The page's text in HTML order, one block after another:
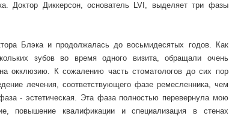
Доктор Диккерсон, основатель LVI, выделяет три фазы
Блэка и продолжалась до восьмидесятых годов. Как
зубов во время одного визита, обращали очень
на окклюзию. К сожалению часть стоматологов до сих пор
лечения, соответствующего фазе ремесленника, чем
- эстетическая. Эта фаза полностью перевернула мою
повышение квалификации и специализация в стенах